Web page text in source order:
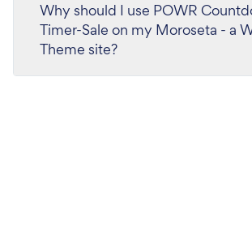
Why should I use POWR
Timer-Sale on my Moroseta - a
Theme site?